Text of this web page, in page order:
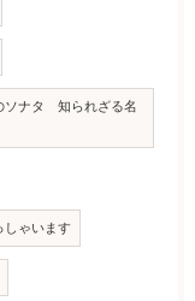
ソナタ 知られざる名
しゃいます